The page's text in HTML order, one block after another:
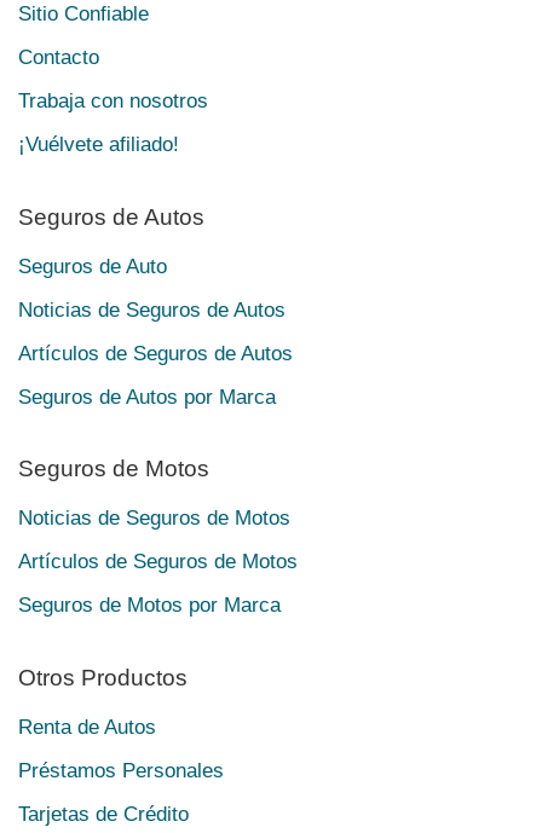
Sitio Confiable
Contacto
Trabaja con nosotros
¡Vuélvete afiliado!
Seguros de Autos
Seguros de Auto
Noticias de Seguros de Autos
Artículos de Seguros de Autos
Seguros de Autos por Marca
Seguros de Motos
Noticias de Seguros de Motos
Artículos de Seguros de Motos
Seguros de Motos por Marca
Otros Productos
Renta de Autos
Préstamos Personales
Tarjetas de Crédito